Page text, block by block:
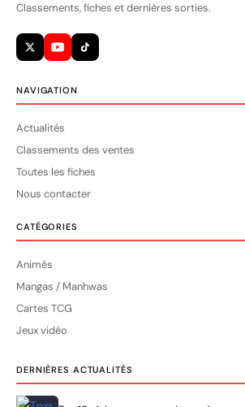
Classements, fiches et dernières sorties.
NAVIGATION
Actualités
Classements des ventes
Toutes les fiches
Nous contacter
CATÉGORIES
Animés
Mangas / Manhwas
Cartes TCG
Jeux vidéo
DERNIÈRES ACTUALITÉS